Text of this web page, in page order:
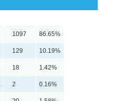
1097 86.65%
129 10.19%
18 1.42%
2 0.16%